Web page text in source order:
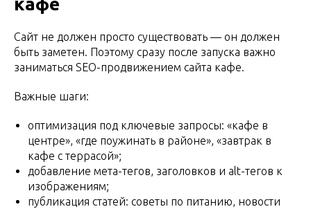
Сайт не должен просто существовать — он должен
быть заметен. Поэтому сразу после запуска важно
заниматься SEO-продвижением сайта кафе.
Важные шаги:
оптимизация под ключевые запросы: «кафе в
центре», «где поужинать в районе», «завтрак в
кафе с террасой»;
добавление мета-тегов, заголовков и alt-тегов к
изображениям;
публикация статей: советы по питанию, новости